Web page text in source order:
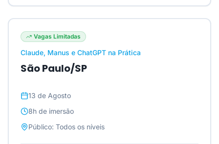
Vagas Limitadas
Claude, Manus e ChatGPT na Prática
São Paulo/SP
13 de Agosto
8h de imersão
Público: Todos os níveis